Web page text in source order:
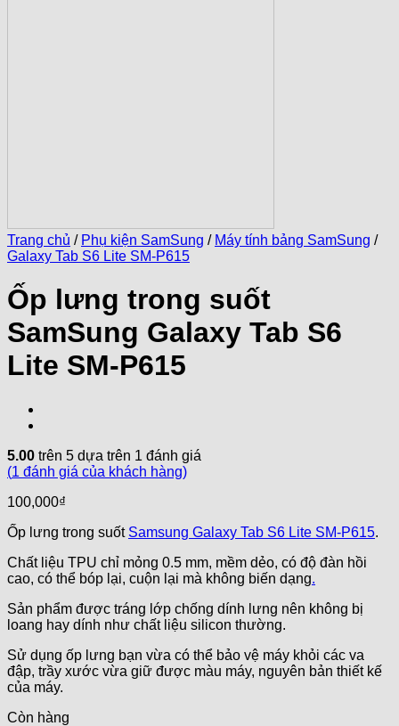
Trang chủ / Phụ kiện SamSung / Máy tính bảng SamSung /
Galaxy Tab S6 Lite SM-P615
Ốp lưng trong suốt
SamSung Galaxy Tab S6
Lite SM-P615
5.00 trên 5 dựa trên 1 đánh giá
(1 đánh giá của khách hàng)
100,000₫
Ốp lưng trong suốt Samsung Galaxy Tab S6 Lite SM-P615.
Chất liệu TPU chỉ mỏng 0.5 mm, mềm dẻo, có độ đàn hồi
cao, có thể bóp lại, cuộn lại mà không biến dạng.
Sản phẩm được tráng lớp chống dính lưng nên không bị
loang hay dính như chất liệu silicon thường.
Sử dụng ốp lưng bạn vừa có thể bảo vệ máy khỏi các va
đập, trầy xước vừa giữ được màu máy, nguyên bản thiết kế
của máy.
Còn hàng